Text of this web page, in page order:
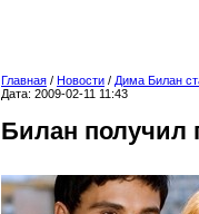
Главная / Новости / Дима Билан
Дата: 2009-02-11 11:43
Билан получил